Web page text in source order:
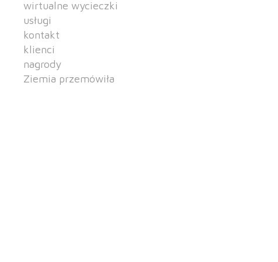
wirtualne wycieczki
usługi
kontakt
klienci
nagrody
Ziemia przemówiła